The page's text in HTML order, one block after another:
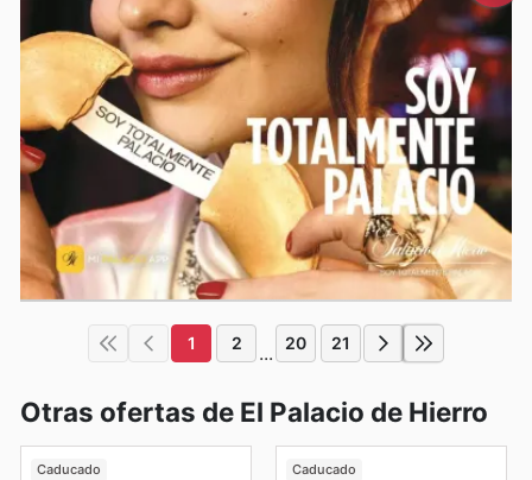
1 2 ... 20 21
Otras ofertas de El Palacio de Hierro
Caducado Caducado